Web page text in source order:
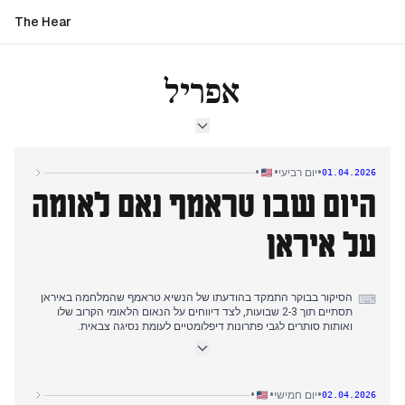
The Hear
אפריל
01.04.2026
•יום רביעי•
•
היום שבו טראמף נאם לאומה
על איראן
⌨ הסיקור בבוקר התמקד בהודעתו של הנשיא טראמף שהמלחמה באיראן
תסתיים תוך 2-3 שבועות, לצד דיווחים על הנאום הלאומי הקרוב שלו
ואותות סותרים לגבי פתרונות דיפלומטיים לעומת נסיגה צבאית.
שהוא טוען שאיראן ביקשה הפסקת אש, עם סיקור של תגובות השוק
מלידה בנוכחותו של טראמף, שם השופטים נראו ספקניים כלפי הנימוקים
02.04.2026
•יום חמישי•
•